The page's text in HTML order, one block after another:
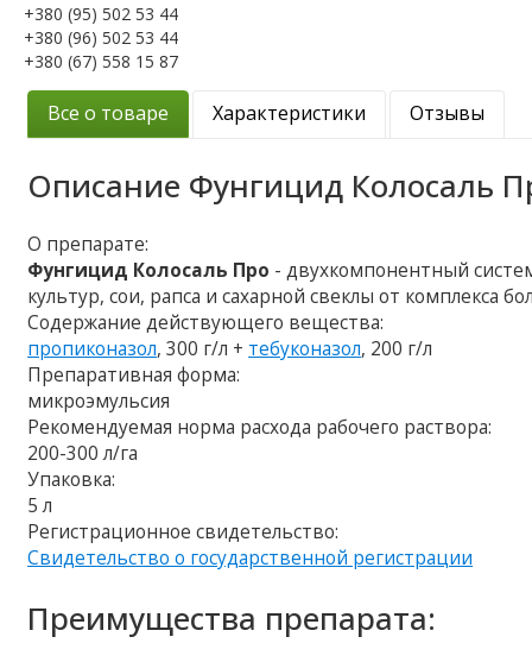
+380 (95) 502 53 44
+380 (96) 502 53 44
+380 (67) 558 15 87
Все о товаре Характеристики Отзывы
Описание Фунгицид Колосаль
О препарате:
Фунгицид Колосаль Про - двухкомпонентный
культур, сои, рапса и сахарной свеклы от комплекса
Содержание действующего вещества:
пропиконазол, 300 г/л + тебуконазол, 200 г/л
Препаративная форма:
микроэмульсия
Рекомендуемая норма расхода рабочего раствора:
200-300 л/га
Упаковка:
5 л
Регистрационное свидетельство:
Свидетельство о государственной регистрации
Преимущества препарата: